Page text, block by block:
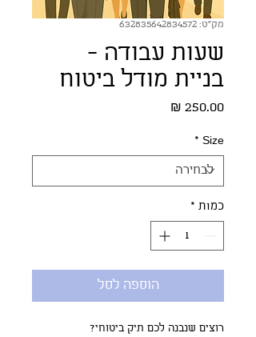
מק"ט: 632835642834572
שעות עבודה -
בניית מודל ביטוח
Size
*
כמות *
הוספה לסל
רוצים שנבנה לכם תיק ביטוחי?